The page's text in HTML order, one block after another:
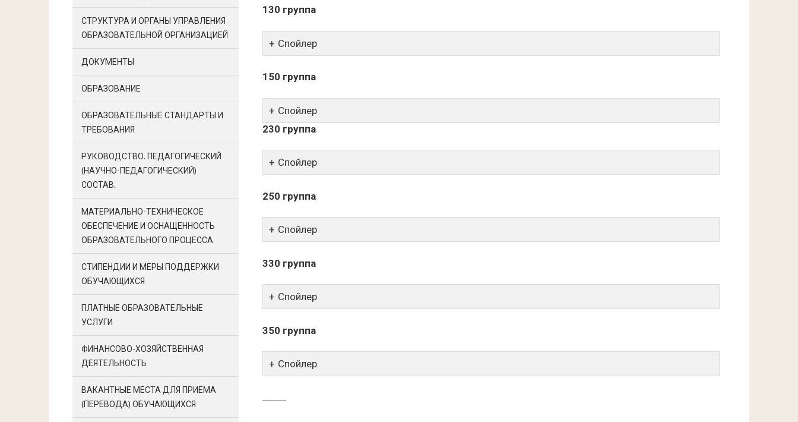
130 группа
Спойлер
150 группа
Спойлер
230 группа
Спойлер
250 группа
Спойлер
330 группа
Спойлер
350 группа
Спойлер
СТРУКТУРА И ОРГАНЫ УПРАВЛЕНИЯ
ОБРАЗОВАТЕЛЬНОЙ ОРГАНИЗАЦИЕЙ
ДОКУМЕНТЫ
ОБРАЗОВАНИЕ
ОБРАЗОВАТЕЛЬНЫЕ СТАНДАРТЫ И
ТРЕБОВАНИЯ
РУКОВОДСТВО. ПЕДАГОГИЧЕСКИЙ
(НАУЧНО-ПЕДАГОГИЧЕСКИЙ)
СОСТАВ.
МАТЕРИАЛЬНО-ТЕХНИЧЕСКОЕ
ОБЕСПЕЧЕНИЕ И ОСНАЩЕННОСТЬ
ОБРАЗОВАТЕЛЬНОГО ПРОЦЕССА
СТИПЕНДИИ И МЕРЫ ПОДДЕРЖКИ
ОБУЧАЮЩИХСЯ
ПЛАТНЫЕ ОБРАЗОВАТЕЛЬНЫЕ
УСЛУГИ
ФИНАНСОВО-ХОЗЯЙСТВЕННАЯ
ДЕЯТЕЛЬНОСТЬ
ВАКАНТНЫЕ МЕСТА ДЛЯ ПРИЕМА
(ПЕРЕВОДА) ОБУЧАЮЩИХСЯ